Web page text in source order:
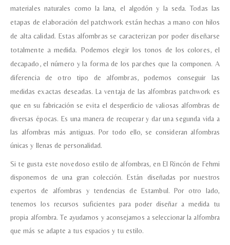
materiales naturales como la lana, el algodón y la seda.Todas las
etapas de elaboración del patchwork están hechas a mano con hilos
de alta calidad. Estas alfombras se caracterizan por poder diseñarse
totalmente a medida. Podemos elegir los tonos de los colores, el
decapado, el número y la forma de los parches que la componen. A
diferencia de otro tipo de alfombras, podemos conseguir las
medidas exactas deseadas.La ventaja de las alfombras patchwork es
que en su fabricación se evita el desperdicio de valiosas alfombras de
diversas épocas. Es una manera de recuperar y dar una segunda vida a
las alfombras más antiguas. Por todo ello, se consideran alfombras
únicas y llenas de personalidad.
Si te gusta este novedoso estilo de alfombras, en El Rincón de Fehmi
disponemos de una gran colección. Están diseñadas por nuestros
expertos de alfombras y tendencias de Estambul. Por otro lado,
tenemos los recursos suficientes para poder diseñar a medida tu
propia alfombra. Te ayudamos y aconsejamos a seleccionar la alfombra
que más se adapte a tus espacios y tu estilo.
Tu mensaje.
Nombre y Referencia del producto*
Doy mi consentimiento para que
esta web almacene la
puedan responder a mi petición.
Recibir mi oferta